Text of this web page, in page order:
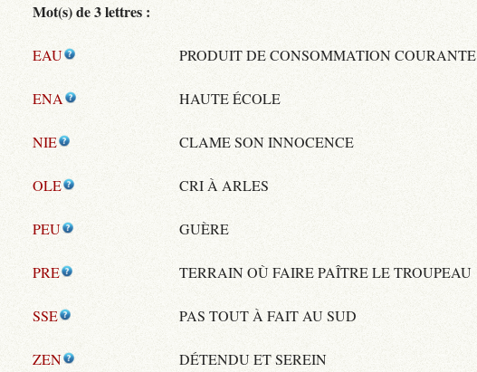
Mot(s) de 3 lettres :
EAU PRODUIT DE CONSOMMATION COURANTE
ENA HAUTE ÉCOLE
NIE CLAME SON INNOCENCE
OLE CRI À ARLES
PEU GUÈRE
PRE TERRAIN OÙ FAIRE PAÎTRE LE TROUPEAU
SSE PAS TOUT À FAIT AU SUD
ZEN DÉTENDU ET SEREIN